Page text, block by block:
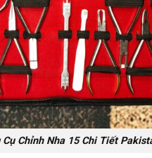
Cụ Chỉnh Nha 15 Chi Tiết